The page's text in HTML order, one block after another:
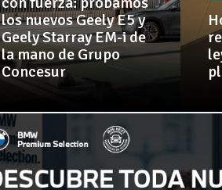
los nuevos Geely E5 y
Geely Starray EM-i de
la mano de Grupo
Concesur